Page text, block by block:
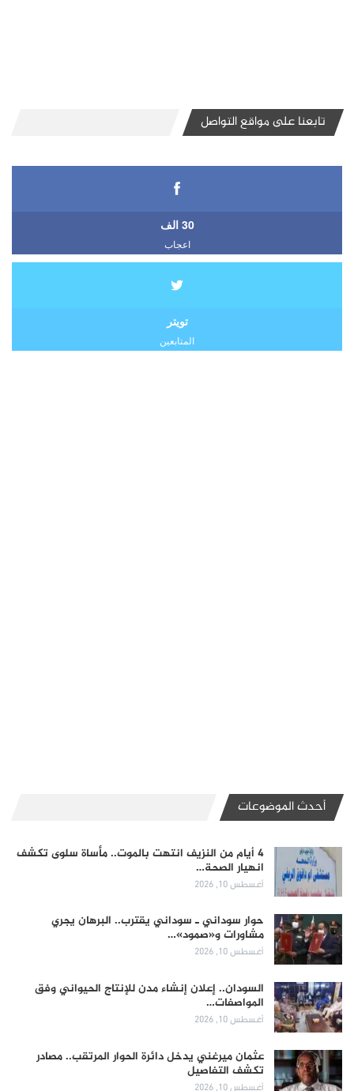
تابعنا على مواقع التواصل
30 الف
اعجاب
تويتر
المتابعين
أحدث الموضوعات
4 أيام من النزيف انتهت بالموت.. مأساة سلوى تكشف
انهيار الصحة…
أغسطس 10, 2026
حوار سوداني ـ سوداني يقترب.. البرهان يجري
مشاورات و«صمود»…
أغسطس 10, 2026
السودان.. إعلان إنشاء مدن للإنتاج الحيواني وفق
المواصفات…
أغسطس 10, 2026
عثمان ميرغني يدخل دائرة الحوار المرتقب.. مصادر
تكشف التفاصيل
أغسطس 10, 2026